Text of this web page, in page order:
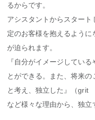
るからです。
アシスタントからスター
定のお客様を抱えるよう
が迫られます。
『自分がイメージしてい
とができる。また、将来の
と考え、独立した』（grit
など様々な理由から、独立